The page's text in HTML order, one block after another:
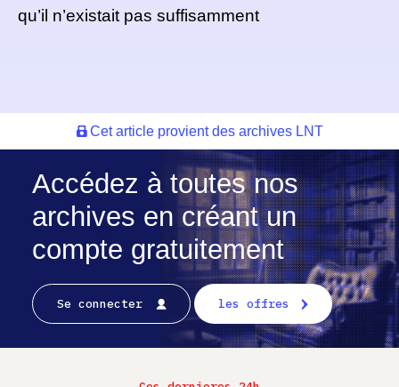
qu’il n’existait pas suffisamment
Cet article provient des archives LNT
Accédez à toutes nos
archives en créant un
compte gratuitement
Se connecter les offres